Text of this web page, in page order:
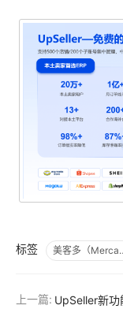
标签 美客多
上一篇: